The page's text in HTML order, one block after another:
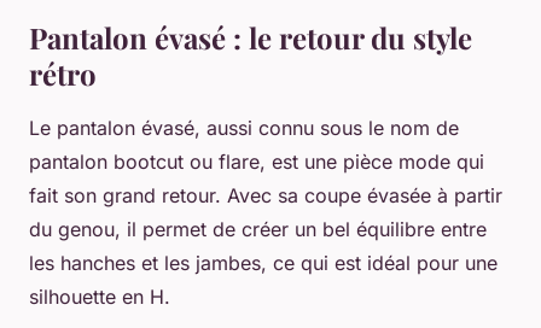
Pantalon évasé : le retour du style
rétro
Le pantalon évasé, aussi connu sous le nom de
pantalon bootcut ou flare, est une pièce mode qui
fait son grand retour. Avec sa coupe évasée à partir
du genou, il permet de créer un bel équilibre entre
les hanches et les jambes, ce qui est idéal pour une
silhouette en H.